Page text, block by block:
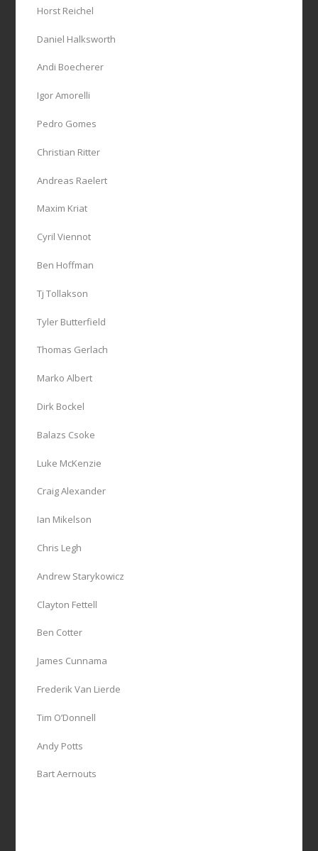
Horst Reichel
Daniel Halksworth
Andi Boecherer
Igor Amorelli
Pedro Gomes
Christian Ritter
Andreas Raelert
Maxim Kriat
Cyril Viennot
Ben Hoffman
Tj Tollakson
Tyler Butterfield
Thomas Gerlach
Marko Albert
Dirk Bockel
Balazs Csoke
Luke McKenzie
Craig Alexander
Ian Mikelson
Chris Legh
Andrew Starykowicz
Clayton Fettell
Ben Cotter
James Cunnama
Frederik Van Lierde
Tim O’Donnell
Andy Potts
Bart Aernouts